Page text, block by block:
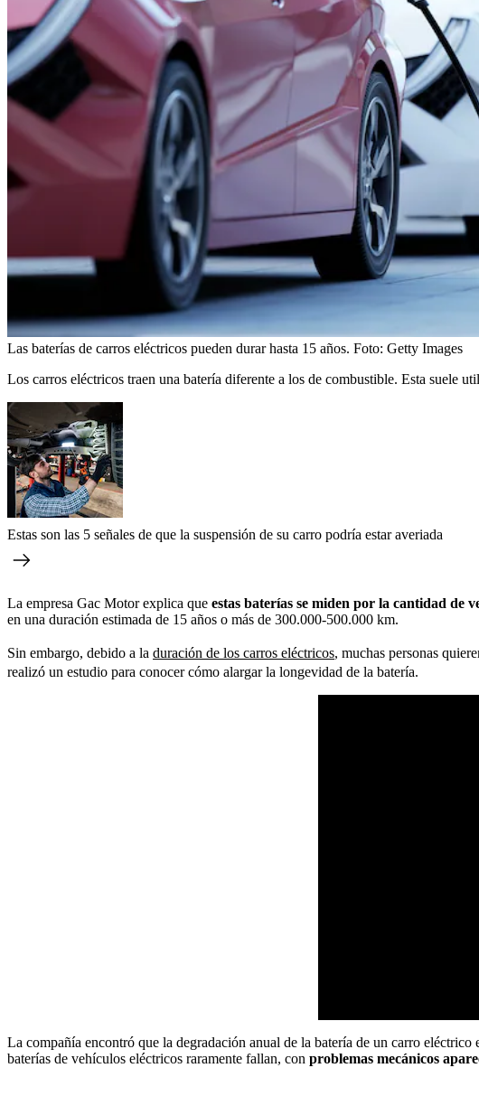
Las baterías de carros eléctricos pueden durar hasta 15 años. Foto: Getty Images
Los carros eléctricos traen una batería diferente a los de combustible. Esta
Estas son las 5 señales de que la suspensión de su carro podría estar averiada
La empresa Gac Motor explica que estas baterías se miden por la cantidad de
en una duración estimada de 15 años o más de 300.000-500.000 km.
Sin embargo, debido a la duración de los carros eléctricos, muchas personas
realizó un estudio para conocer cómo alargar la longevidad de la batería.
La compañía encontró que la degradación anual de la batería de un carro
baterías de vehículos eléctricos raramente fallan, con problemas mecánicos